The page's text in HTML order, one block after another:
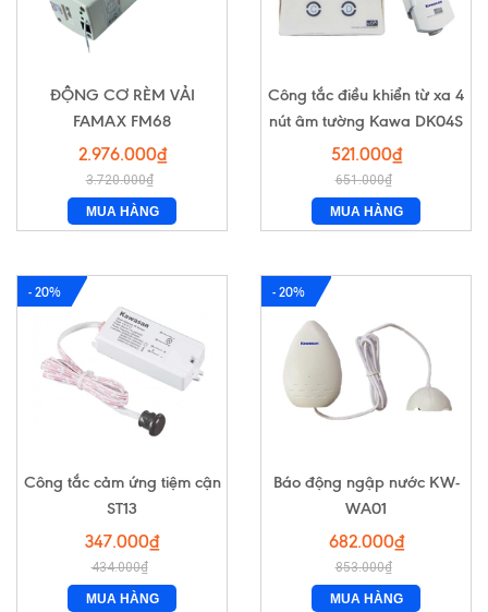
ĐỘNG CƠ RÈM VẢI
FAMAX FM68
2.976.000₫
3.720.000₫
MUA HÀNG
Công tắc điều khiển từ xa 4
nút âm tường Kawa DK04S
521.000₫
651.000₫
MUA HÀNG
- 20%
Công tắc cảm ứng tiệm cận
ST13
347.000₫
434.000₫
MUA HÀNG
- 20%
Báo động ngập nước KW-
WA01
682.000₫
853.000₫
MUA HÀNG